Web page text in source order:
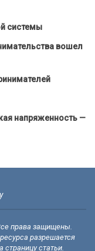
системы
вошел
напряженность —
права защищены.
разрешается
страницу статьи.